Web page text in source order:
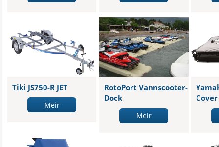
Tiki JS750-R JET
Meir
RotoPort Vannscooter-
Dock
Meir
Cover